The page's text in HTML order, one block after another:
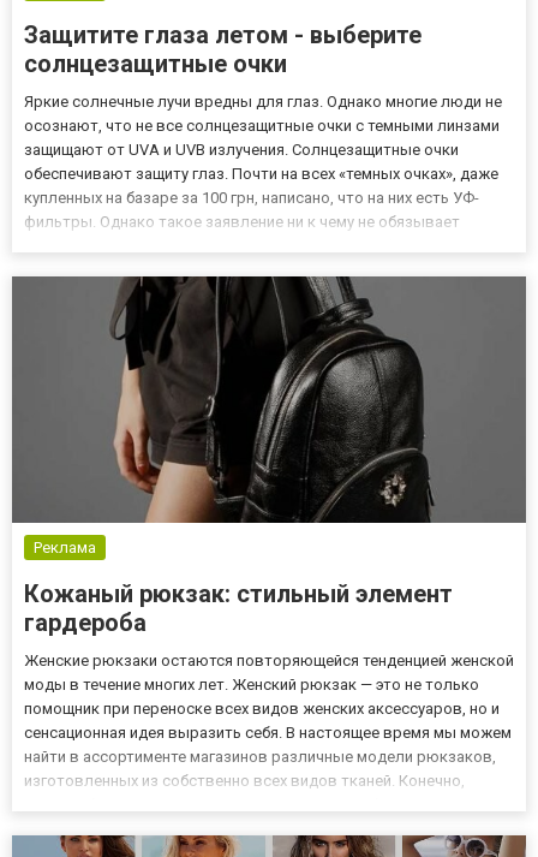
Защитите глаза летом - выберите
солнцезащитные очки
Яркие солнечные лучи вредны для глаз. Однако многие люди не
осознают, что не все солнцезащитные очки с темными линзами
защищают от UVA и UVB излучения. Солнцезащитные очки
обеспечивают защиту глаз. Почти на всех «темных очках», даже
купленных на базаре за 100 грн, написано, что на них есть УФ-
фильтры. Однако такое заявление ни к чему не обязывает
Реклама
Кожаный рюкзак: стильный элемент
гардероба
Женские рюкзаки остаются повторяющейся тенденцией женской
моды в течение многих лет. Женский рюкзак — это не только
помощник при переноске всех видов женских аксессуаров, но и
сенсационная идея выразить себя. В настоящее время мы можем
найти в ассортименте магазинов различные модели рюкзаков,
изготовленных из собственно всех видов тканей. Конечно,